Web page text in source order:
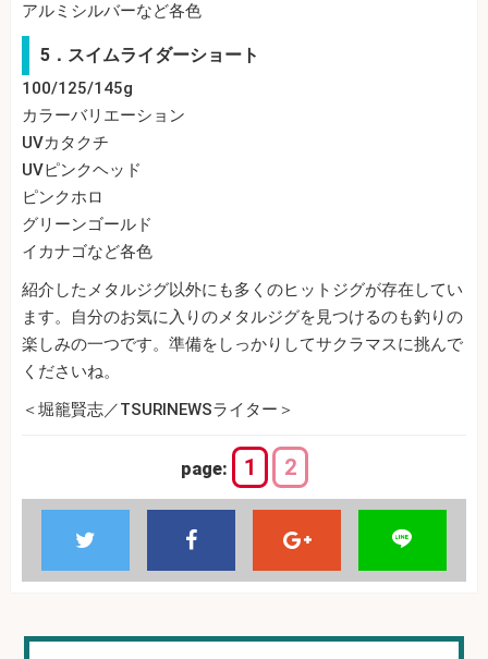
アルミシルバーなど各色
5．スイムライダーショート
100/125/145g
カラーバリエーション
UVカタクチ
UVピンクヘッド
ピンクホロ
グリーンゴールド
イカナゴなど各色
紹介したメタルジグ以外にも多くのヒットジグが存在してい
ます。自分のお気に入りのメタルジグを見つけるのも釣りの
楽しみの一つです。準備をしっかりしてサクラマスに挑んで
くださいね。
＜堀籠賢志／TSURINEWSライター＞
page: 1 2